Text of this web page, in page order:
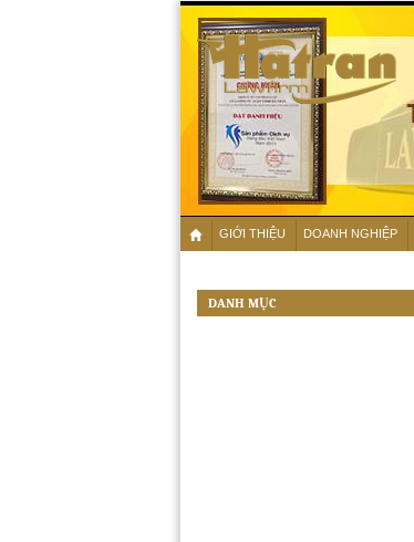
GIỚI THIỆU DOANH NGHIỆP
DANH MỤC